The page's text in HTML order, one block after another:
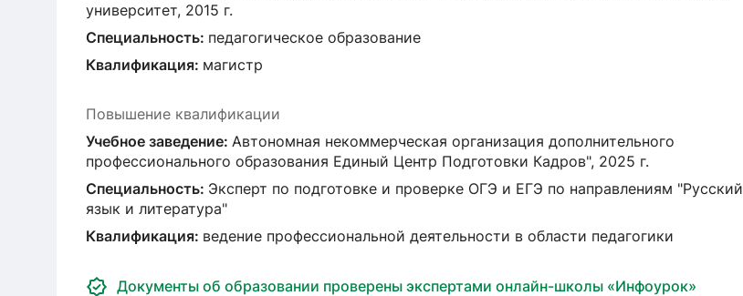
университет, 2015 г.
Специальность: педагогическое образование
Квалификация: магистр
Повышение квалификации
Учебное заведение: Автономная некоммерческая организация дополнительного
профессионального образования Единый Центр Подготовки Кадров", 2025 г.
Специальность: Эксперт по подготовке и проверке ОГЭ и ЕГЭ по направлениям "Русский
язык и литература"
Квалификация: ведение профессиональной деятельности в области педагогики
Документы об образовании проверены экспертами онлайн-школы «Инфоурок»